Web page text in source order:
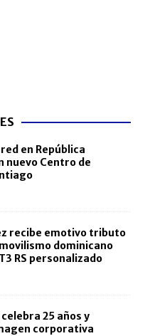
en República
nuevo Centro de
recibe emotivo tributo
dominicano
RS personalizado
25 años y
corporativa